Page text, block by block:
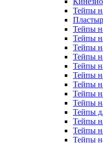
Тейпы
Тейпы
Тейпы
Тейпы
Тейпы
Тейпы
Тейпы
Тейпы
Тейпы
Тейпы
Тейпы
Тейпы
Тейпы
Тейпы